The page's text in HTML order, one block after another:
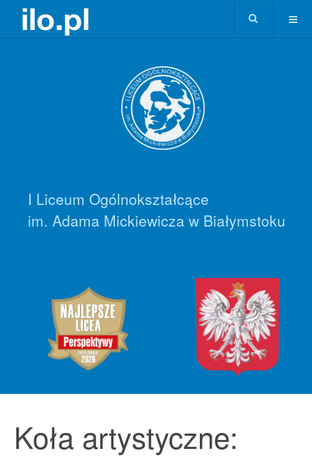
I Liceum Ogólnokształcące
im. Adama Mickiewicza w Białymstoku
Koła artystyczne: